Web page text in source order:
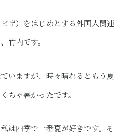
ザ）をはじめとする外国人関連
竹内です。
いますが、時々晴れるともう夏
ちゃ暑かったです。
は四季で一番夏が好きです。そ